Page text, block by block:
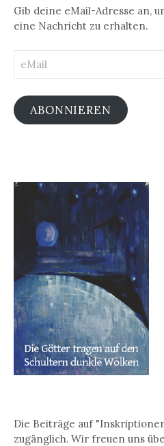
Gib deine eMail-Adresse an,
eine Nachricht zu erhalten.
ABONNIEREN
Die Beiträge auf
zugänglich. Wir freuen uns